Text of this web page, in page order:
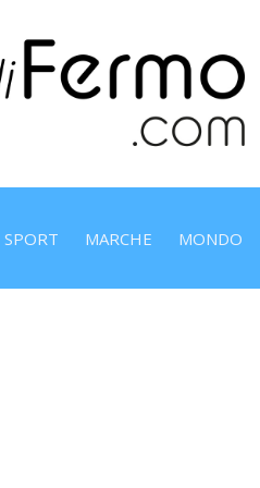
SPORT MARCHE MONDO